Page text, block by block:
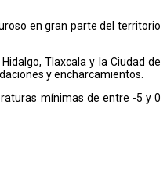
en gran parte del territorio
Tlaxcala y la Ciudad de
y encharcamientos.
mínimas de entre -5 y 0